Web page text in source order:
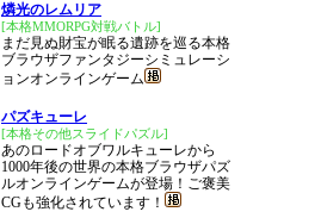
燐光のレムリア
[本格MMORPG対戦バトル]
まだ見ぬ財宝が眠る遺跡を巡る本格
ブラウザファンタジーシミュレーシ
ョンオンラインゲーム
パズキューレ
[本格その他スライドパズル]
あのロードオブワルキューレから
1000年後の世界の本格ブラウザパズ
ルオンラインゲームが登場！ご褒美
CGも強化されています！